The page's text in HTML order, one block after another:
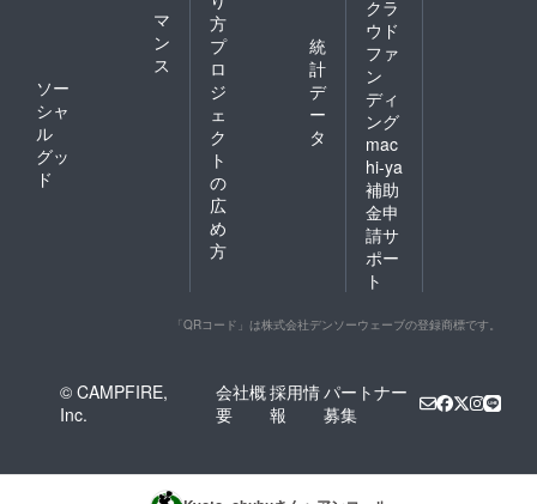
マ
ン
ス
ソー
シャ
ル
グッ
ド
方
プ
ロ
ジ
ェ
ク
ト
の
広
め
方
統
計
デ
ー
タ
クラ
ウド
ファ
ン
ディ
ング
mac
hi-ya
補助
金申
請サ
ポー
ト
「QRコード」は株式会社デンソーウェーブの登録商標です。
© CAMPFIRE,
Inc.
会社概
要
採用情
報
パートナー
募集